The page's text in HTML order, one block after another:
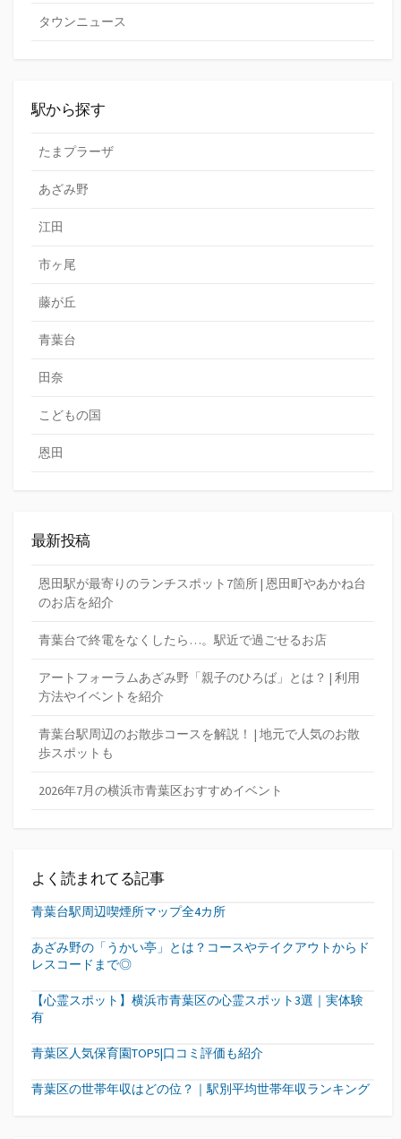
タウンニュース
駅から探す
たまプラーザ
あざみ野
江田
市ヶ尾
藤が丘
青葉台
田奈
こどもの国
恩田
最新投稿
恩田駅が最寄りのランチスポット7箇所 | 恩田町やあかね台
のお店を紹介
青葉台で終電をなくしたら…。駅近で過ごせるお店
アートフォーラムあざみ野「親子のひろば」とは？ | 利用
方法やイベントを紹介
青葉台駅周辺のお散歩コースを解説！ | 地元で人気のお散
歩スポットも
2026年7月の横浜市青葉区おすすめイベント
よく読まれてる記事
青葉台駅周辺喫煙所マップ全4カ所
あざみ野の「うかい亭」とは？コースやテイクアウトからド
レスコードまで◎
【心霊スポット】横浜市青葉区の心霊スポット3選｜実体験
有
青葉区人気保育園TOP5|口コミ評価も紹介
青葉区の世帯年収はどの位？｜駅別平均世帯年収ランキング